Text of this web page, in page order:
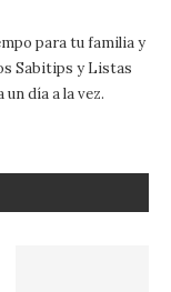
para tu familia y
Sabitips y Listas
día a la vez.